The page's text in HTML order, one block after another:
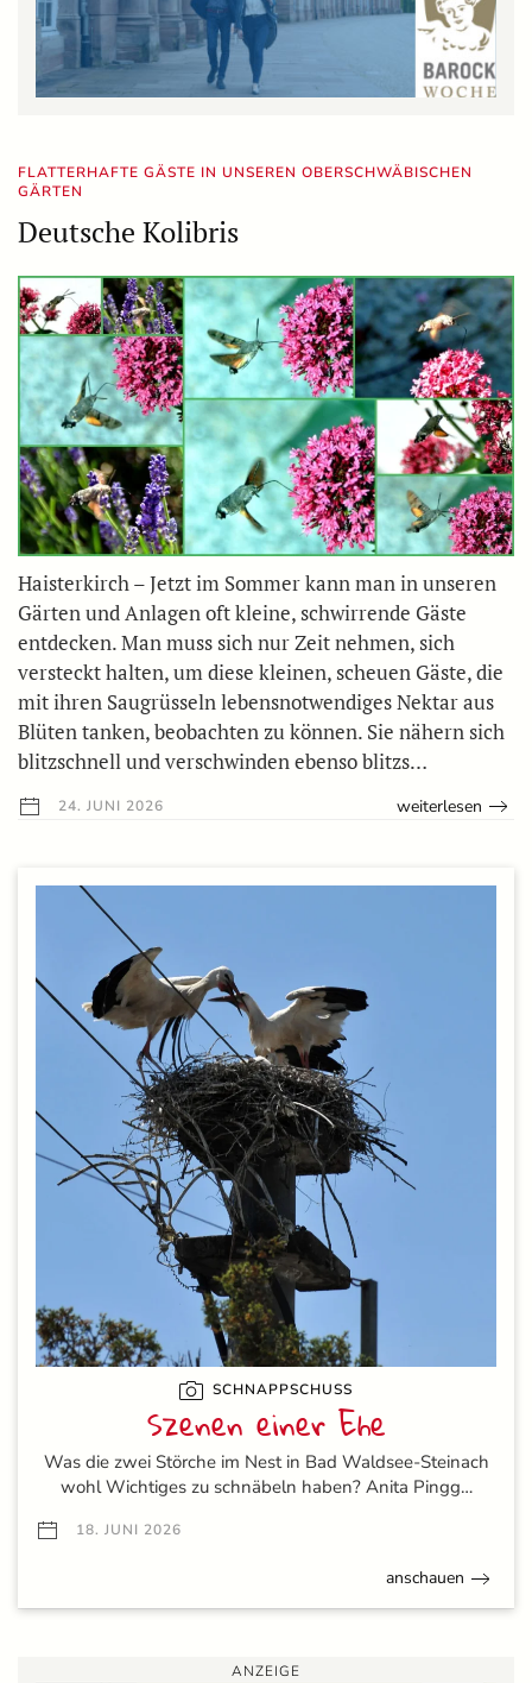
FLATTERHAFTE GÄSTE IN UNSEREN OBERSCHWÄBISCHEN
GÄRTEN
Deutsche Kolibris
Haisterkirch – Jetzt im Sommer kann man in unseren
Gärten und Anlagen oft kleine, schwirrende Gäste
entdecken. Man muss sich nur Zeit nehmen, sich
versteckt halten, um diese kleinen, scheuen Gäste, die
mit ihren Saugrüsseln lebensnotwendiges Nektar aus
Blüten tanken, beobachten zu können. Sie nähern sich
blitzschnell und verschwinden ebenso blitzs…
24. JUNI 2026 weiterlesen
SCHNAPPSCHUSS
Szenen einer Ehe
Was die zwei Störche im Nest in Bad Waldsee-Steinach
wohl Wichtiges zu schnäbeln haben? Anita Pingg…
18. JUNI 2026
anschauen
ANZEIGE